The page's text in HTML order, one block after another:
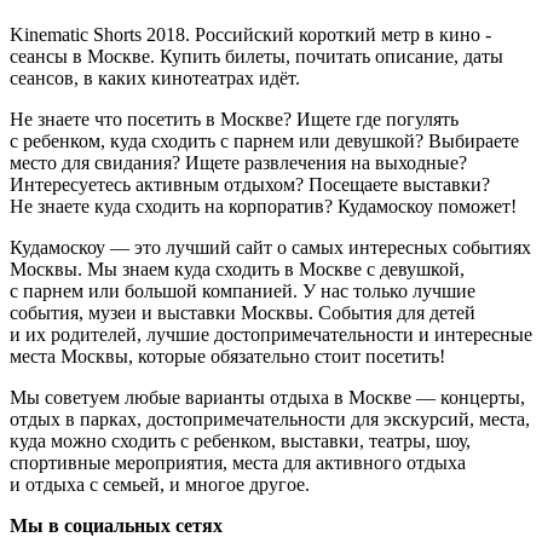
Kinematic Shorts 2018. Российский короткий метр в кино -
сеансы в Москве. Купить билеты, почитать описание, даты
сеансов, в каких кинотеатрах идёт.
Не знаете что посетить в Москве? Ищете где погулять
с ребенком, куда сходить с парнем или девушкой? Выбираете
место для свидания? Ищете развлечения на выходные?
Интересуетесь активным отдыхом? Посещаете выставки?
Не знаете куда сходить на корпоратив? Кудамоскоу поможет!
Кудамоскоу — это лучший сайт о самых интересных событиях
Москвы. Мы знаем куда сходить в Москве с девушкой,
с парнем или большой компанией. У нас только лучшие
события, музеи и выставки Москвы. События для детей
и их родителей, лучшие достопримечательности и интересные
места Москвы, которые обязательно стоит посетить!
Мы советуем любые варианты отдыха в Москве — концерты,
отдых в парках, достопримечательности для экскурсий, места,
куда можно сходить с ребенком, выставки, театры, шоу,
спортивные мероприятия, места для активного отдыха
и отдыха с семьей, и многое другое.
Мы в социальных сетях